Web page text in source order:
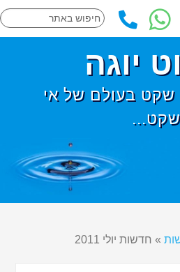
יוגה
שקט בעולם של אי
שקט...
» חדשות יולי 2011